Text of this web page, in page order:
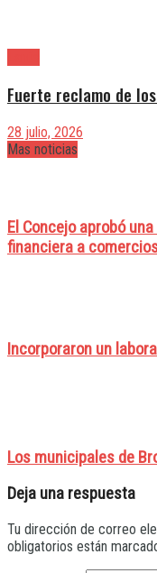
Fuerte reclamo de
28 julio, 2026
Mas noticias
El Concejo aprobó
financiera a
Incorporaron un
Los municipales de
Deja una respuesta
Tu dirección de correo
obligatorios están